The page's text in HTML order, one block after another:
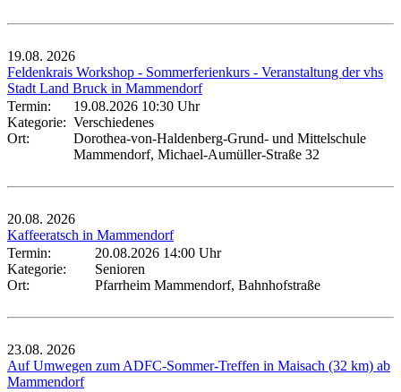
19.08. 2026
Feldenkrais Workshop - Sommerferienkurs - Veranstaltung der vhs
Stadt Land Bruck in Mammendorf
Termin:
19.08.2026 10:30 Uhr
Kategorie: Verschiedenes
Ort:
Dorothea-von-Haldenberg-Grund- und Mittelschule
Mammendorf, Michael-Aumüller-Straße 32
20.08. 2026
Kaffeeratsch in Mammendorf
Termin:
20.08.2026 14:00 Uhr
Kategorie:
Senioren
Ort:
Pfarrheim Mammendorf, Bahnhofstraße
23.08. 2026
Auf Umwegen zum ADFC-Sommer-Treffen in Maisach (32 km) ab
Mammendorf